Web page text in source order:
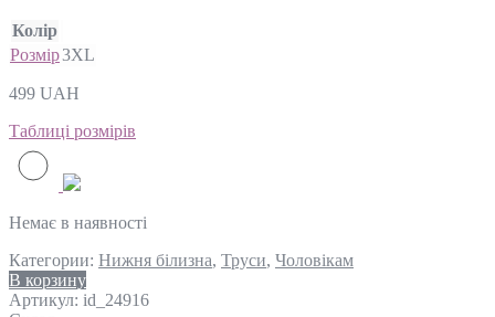
Колір
Розмір3XL
499 UAH
Таблиці розмірів
Немає в наявності
Категории: Нижня білизна, Труси, Чоловікам
В корзину
Артикул: id_24916